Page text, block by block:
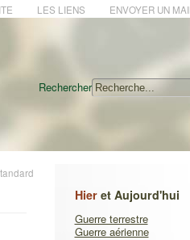
LES LIENS ENVOYER UN MAIL
Rechercher
Hieret Aujourd'hui
Guerre terrestre
Guerre aérienne